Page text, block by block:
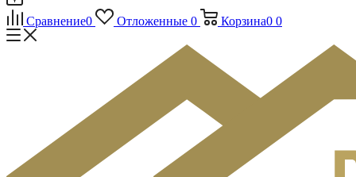
Сравнение0 Отложенные 0 Корзина0 0